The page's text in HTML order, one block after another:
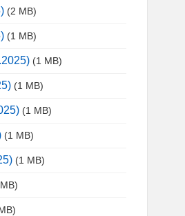
(2 MB)
(1 MB)
(1 MB)
(1 MB)
(1 MB)
(1 MB)
(1 MB)